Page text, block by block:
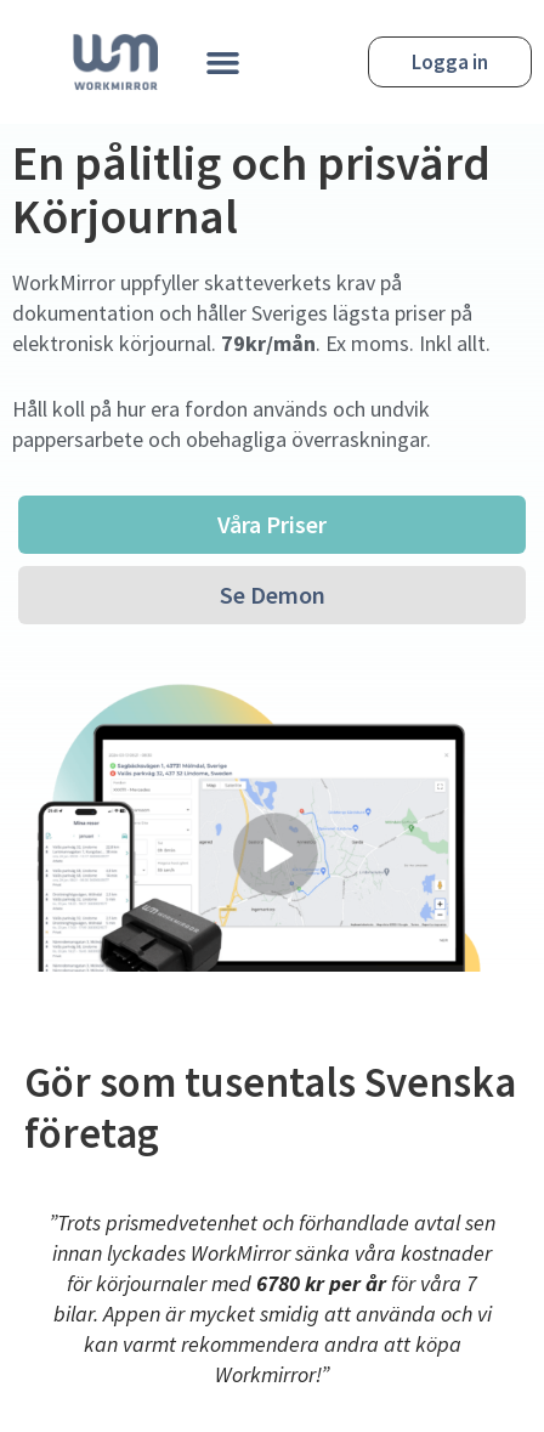
Meny Logga in
En pålitlig och prisvärd
Körjournal
WorkMirror uppfyller skatteverkets krav på
dokumentation och håller Sveriges lägsta priser på
elektronisk körjournal. 79kr/mån. Ex moms. Inkl allt.
Håll koll på hur era fordon används och undvik
pappersarbete och obehagliga överraskningar.
Våra Priser
Se Demon
Gör som tusentals Svenska
företag
”Trots prismedvetenhet och förhandlade avtal sen
innan lyckades WorkMirror sänka våra kostnader
för körjournaler med 6780 kr per årför våra 7
bilar. Appen är mycket smidig att använda och vi
kan varmt rekommendera andra att köpa
Workmirror!”